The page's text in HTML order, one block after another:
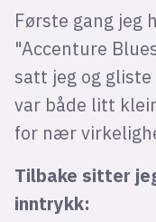
Første gang jeg
"Accenture
satt jeg og
var både litt
for nær
Tilbake sitter
inntrykk: